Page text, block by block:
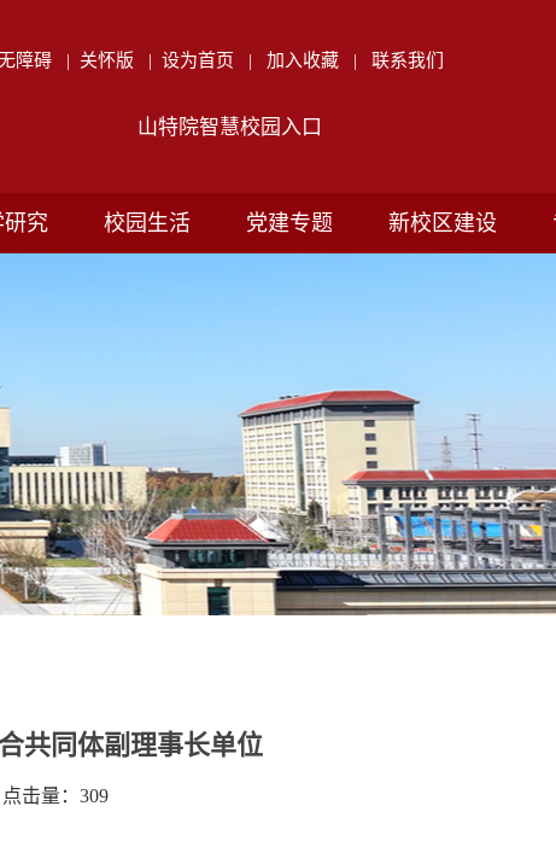
障碍 | 关怀版 | 设为首页 | 加入收藏 | 联系我们
山特院智慧校园入口
研究 校园生活 党建专题 新校区建设
共同体副理事长单位
击量： 309